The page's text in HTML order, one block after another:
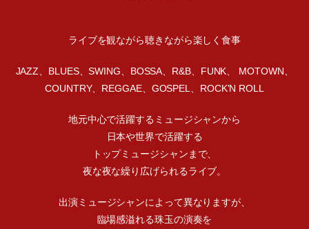
ライブを観ながら聴きながら楽しく食事
JAZZ、BLUES、SWING、BOSSA、R&B、FUNK、 MOTOWN、
COUNTRY、REGGAE、GOSPEL、ROCK'N ROLL
地元中心で活躍するミュージシャンから
日本や世界で活躍する
トップミュージシャンまで、
夜な夜な繰り広げられるライブ。
出演ミュージシャンによって異なりますが、
臨場感溢れる珠玉の演奏を